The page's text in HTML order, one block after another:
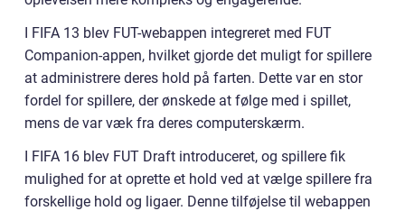
I FIFA 13 blev FUT-webappen integreret med FUT
Companion-appen, hvilket gjorde det muligt for spillere
at administrere deres hold på farten. Dette var en stor
fordel for spillere, der ønskede at følge med i spillet,
mens de var væk fra deres computerskærm.
I FIFA 16 blev FUT Draft introduceret, og spillere fik
mulighed for at oprette et hold ved at vælge spillere fra
forskellige hold og ligaer. Denne tilføjelse til webappen